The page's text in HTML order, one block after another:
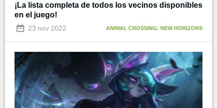
¡La lista completa de todos los vecinos disponibles
en el juego!
23 nov 2022 ANIMAL CROSSING: NEW HORIZONS